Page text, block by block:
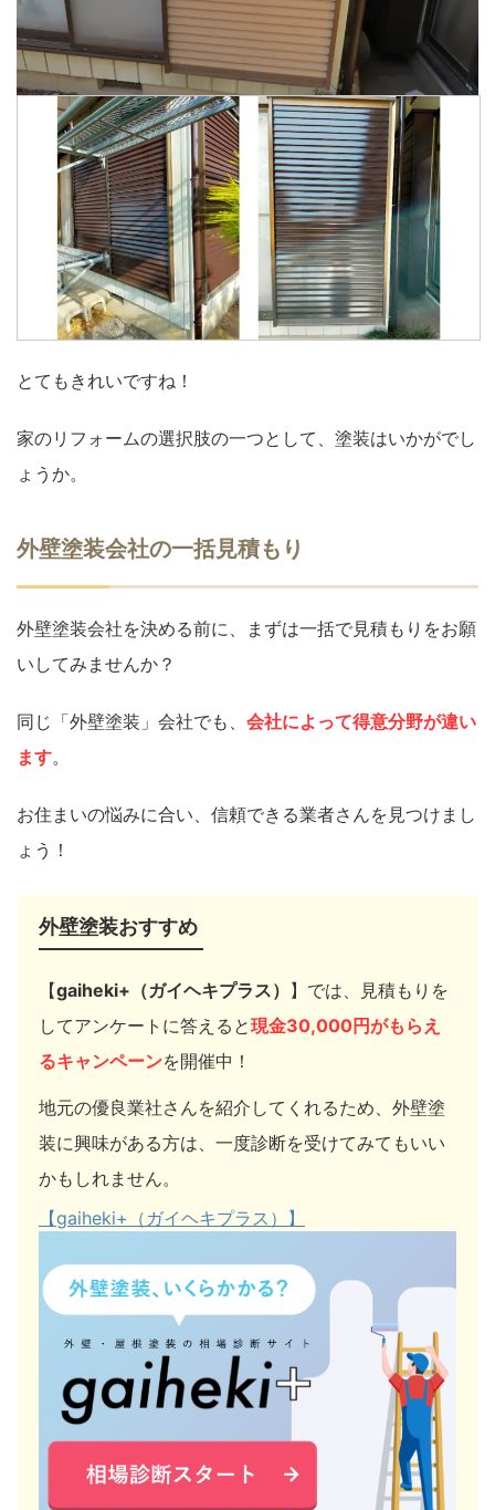
とてもきれいですね！
家のリフォームの選択肢の一つとして、塗装はいかがでし
ょうか。
外壁塗装会社の一括見積もり
外壁塗装会社を決める前に、まずは一括で見積もりをお願
いしてみませんか？
同じ「外壁塗装」会社でも、 会社によって得意分野が違い
ます。
お住まいの悩みに合い、信頼できる業者さんを見つけまし
ょう！
外壁塗装おすすめ
【gaiheki+（ガイヘキプラス） 】では、見積もりを
してアンケートに答えると現金30,000円がもらえ
るキャンペーンを開催中！
地元の優良業社さんを紹介してくれるため、外壁塗
装に興味がある方は、一度診断を受けてみてもいい
かもしれません。
【gaiheki+（ガイヘキプラス）】